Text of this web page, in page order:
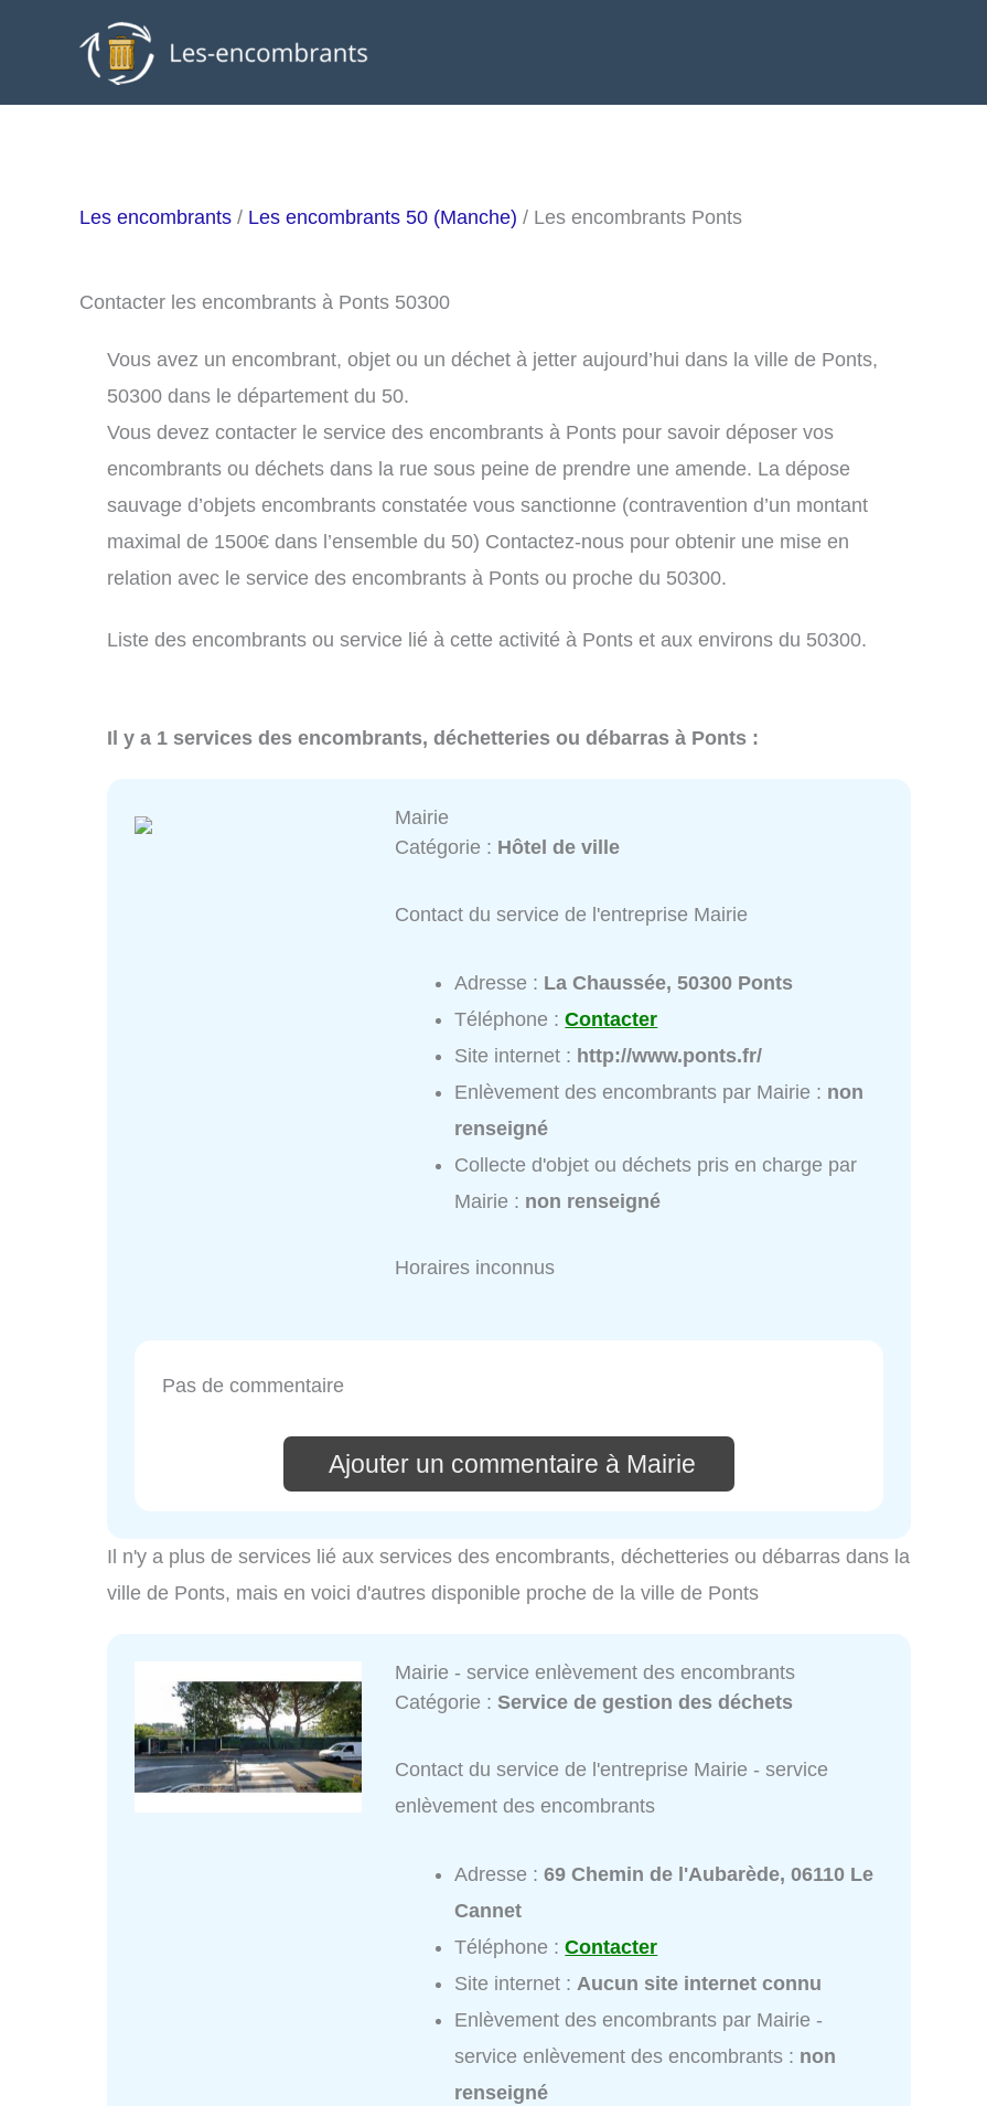
Les encombrants / Les encombrants 50 (Manche) / Les encombrants Ponts
Contacter les encombrants à Ponts 50300
Vous avez un encombrant, objet ou un déchet à jetter aujourd’hui dans la ville de Ponts,
50300 dans le département du 50.
Vous devez contacter le service des encombrants à Ponts pour savoir déposer vos
encombrants ou déchets dans la rue sous peine de prendre une amende. La dépose
sauvage d’objets encombrants constatée vous sanctionne (contravention d’un montant
maximal de 1500€ dans l’ensemble du 50) Contactez-nous pour obtenir une mise en
relation avec le service des encombrants à Ponts ou proche du 50300.
Liste des encombrants ou service lié à cette activité à Ponts et aux environs du 50300.
Il y a 1 services des encombrants, déchetteries ou débarras à Ponts :
Mairie
Catégorie : Hôtel de ville
Contact du service de l'entreprise Mairie
Adresse : La Chaussée, 50300 Ponts
Téléphone :Contacter
Site internet : http://www.ponts.fr/
Enlèvement des encombrants par Mairie : non
renseigné
Collecte d'objet ou déchets pris en charge par
Mairie : non renseigné
Horaires inconnus
Pas de commentaire
Ajouter un commentaire à Mairie
Il n'y a plus de services lié aux services des encombrants, déchetteries ou débarras dans la
ville de Ponts, mais en voici d'autres disponible proche de la ville de Ponts
Mairie - service enlèvement des encombrants
Catégorie :Service de gestion des déchets
Contact du service de l'entreprise Mairie - service
enlèvement des encombrants
Adresse :69 Chemin de l'Aubarède, 06110 Le
Cannet
Téléphone :Contacter
Site internet :Aucun site internet connu
Enlèvement des encombrants par Mairie -
service enlèvement des encombrants : non
renseigné